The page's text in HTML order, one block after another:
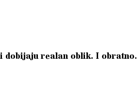
dobijaju realan oblik. I obratno.